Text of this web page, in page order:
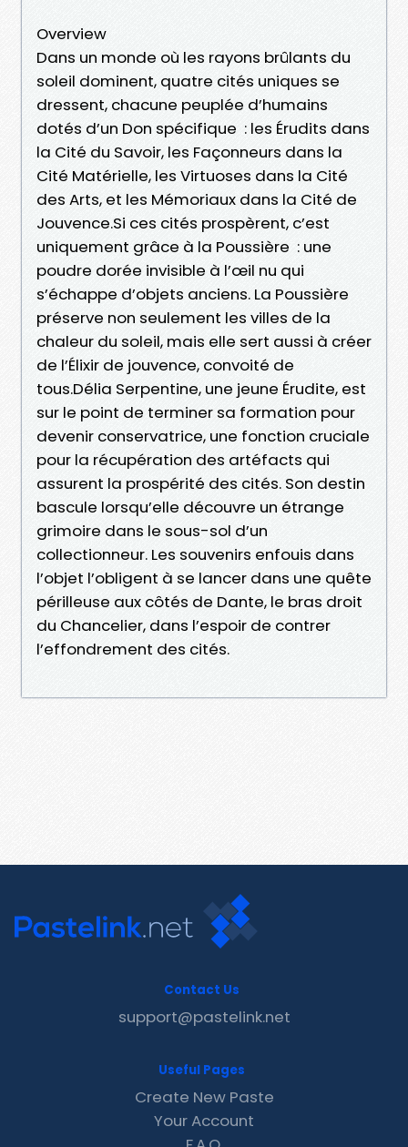
Overview
Dans un monde où les rayons brûlants du
soleil dominent, quatre cités uniques se
dressent, chacune peuplée d’humains
dotés d’un Don spécifique : les Érudits dans
la Cité du Savoir, les Façonneurs dans la
Cité Matérielle, les Virtuoses dans la Cité
des Arts, et les Mémoriaux dans la Cité de
Jouvence.Si ces cités prospèrent, c’est
uniquement grâce à la Poussière : une
poudre dorée invisible à l’œil nu qui
s’échappe d’objets anciens. La Poussière
préserve non seulement les villes de la
chaleur du soleil, mais elle sert aussi à créer
de l’Élixir de jouvence, convoité de
tous.Délia Serpentine, une jeune Érudite, est
sur le point de terminer sa formation pour
devenir conservatrice, une fonction cruciale
pour la récupération des artéfacts qui
assurent la prospérité des cités. Son destin
bascule lorsqu’elle découvre un étrange
grimoire dans le sous-sol d’un
collectionneur. Les souvenirs enfouis dans
l’objet l’obligent à se lancer dans une quête
périlleuse aux côtés de Dante, le bras droit
du Chancelier, dans l’espoir de contrer
l’effondrement des cités.
Contact Us
support@pastelink.net
Useful Pages
Create New Paste
Your Account